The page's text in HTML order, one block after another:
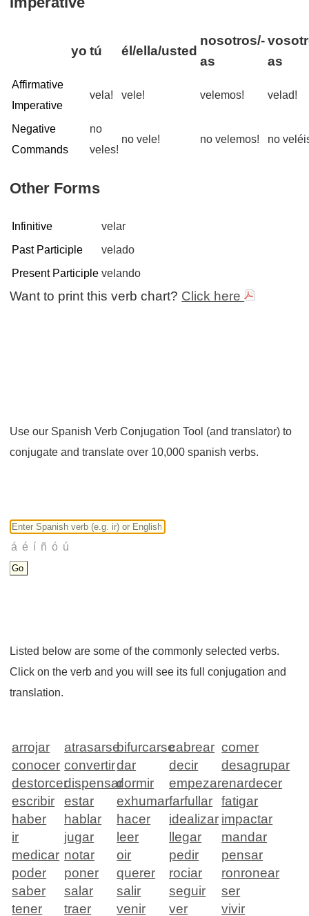
yo tú él/ella/usted
nosotros/-
as
as
Affirmative
Imperative
vela! vele! velemos! velad!
Negative
Commands
no
veles!
no vele! no velemos! no
Other Forms
Infinitive
velar
Past Participle
velado
Present Participle velando
Want to print this verb chart? Click here
Use our Spanish Verb Conjugation Tool (and translator) to
conjugate and translate over 10,000 spanish verbs.
Listed below are some of the commonly selected verbs.
Click on the verb and you will see its full conjugation and
translation.
arrojar atrasarsebifurcarsecabrear comer
conocer convertirdar decir
desagrupar
destorcerdispensardormir empezarenardecer
escribir
estar exhumarfarfullar
fatigar
haber
hablar hacer idealizar impactar
ir
jugar leer llegar
mandar
medicar notar oir pedir
pensar
poder
poner querer rociar
ronronear
saber
salar salir seguir
ser
tener
traer venir ver vivir